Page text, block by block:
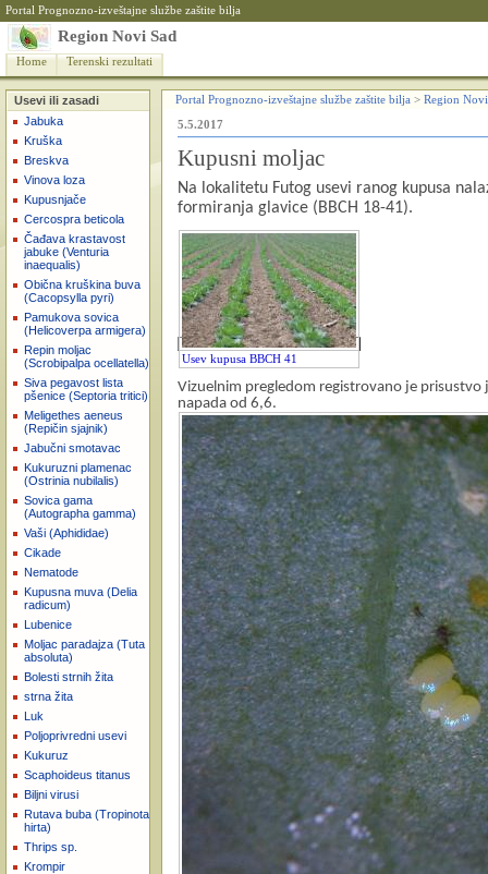
Portal Prognozno-izveštajne službe zaštite bilja
Region Novi Sad
Home Terenski rezultati
Usevi ili zasadi
Jabuka
Kruška
Breskva
Vinova loza
Kupusnjače
Cercospra beticola
Čađava krastavost
jabuke (Venturia
inaequalis)
Obična kruškina buva
(Cacopsylla pyri)
Pamukova sovica
(Helicoverpa armigera)
Repin moljac
(Scrobipalpa ocellatella)
Siva pegavost lista
pšenice (Septoria tritici)
Meligethes aeneus
(Repičin sjajnik)
Jabučni smotavac
Kukuruzni plamenac
(Ostrinia nubilalis)
Sovica gama
(Autographa gamma)
Vaši (Aphididae)
Cikade
Nematode
Kupusna muva (Delia
radicum)
Lubenice
Moljac paradajza (Tuta
absoluta)
Bolesti strnih žita
strna žita
Luk
Poljoprivredni usevi
Kukuruz
Scaphoideus titanus
Biljni virusi
Rutava buba (Tropinota
hirta)
Thrips sp.
Krompir
Portal Prognozno-izveštajne službe zaštite bilja > Region
5.5.2017
Kupusni moljac
Na lokalitetu Futog usevi ranog kupusa
formiranja glavice (BBCH 18-41).
Usev kupusa BBCH 41
Vizuelnim pregledom registrovano je prisustvo
napada od 6,6.